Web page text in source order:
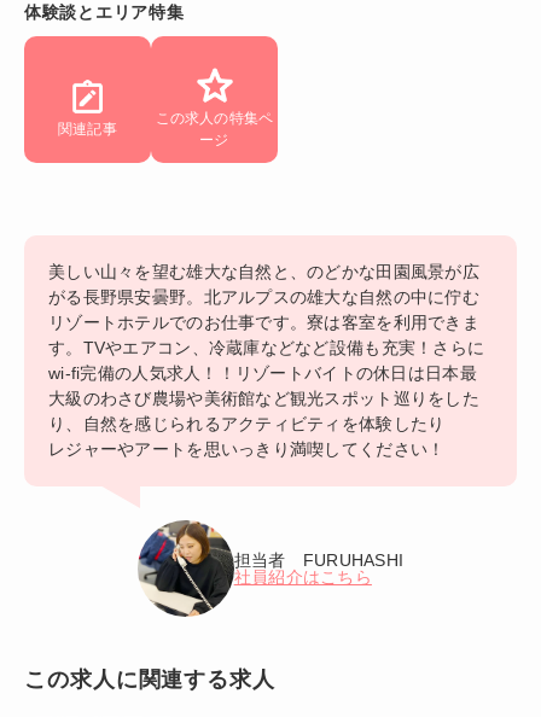
体験談とエリア特集
関連記事
この求人の特集ペ
ージ
美しい山々を望む雄大な自然と、のどかな田園風景が広
がる長野県安曇野。北アルプスの雄大な自然の中に佇む
リゾートホテルでのお仕事です。寮は客室を利用できま
す。TVやエアコン、冷蔵庫などなど設備も充実！さらに
wi-fi完備の人気求人！！リゾートバイトの休日は日本最
大級のわさび農場や美術館など観光スポット巡りをした
り、自然を感じられるアクティビティを体験したり
レジャーやアートを思いっきり満喫してください！
担当者 FURUHASHI
社員紹介はこちら
この求人に関連する求人